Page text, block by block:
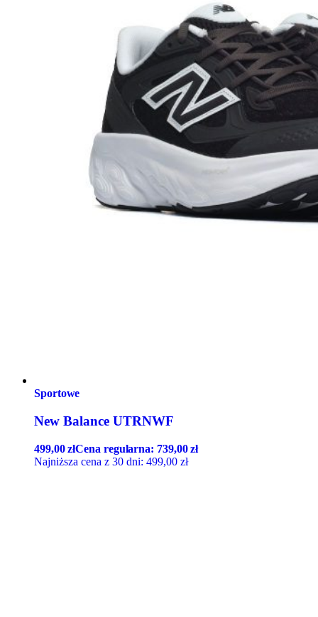
Sportowe
New Balance UTRNWF
499,00złCena regularna: 739,00zł
Najniższa cena z 30 dni: 499,00 zł